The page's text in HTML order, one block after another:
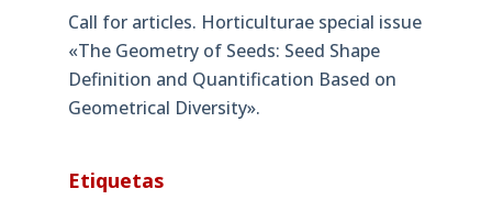
Call for articles. Horticulturae special issue
«The Geometry of Seeds: Seed Shape
Definition and Quantification Based on
Geometrical Diversity»​.
Etiquetas